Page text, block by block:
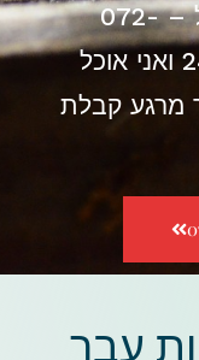
קשר עין והתקשרו אלי ל – 072-
3937820 - אני זמין 24/7 ואני אוכל
מרגע קבלת
עבר